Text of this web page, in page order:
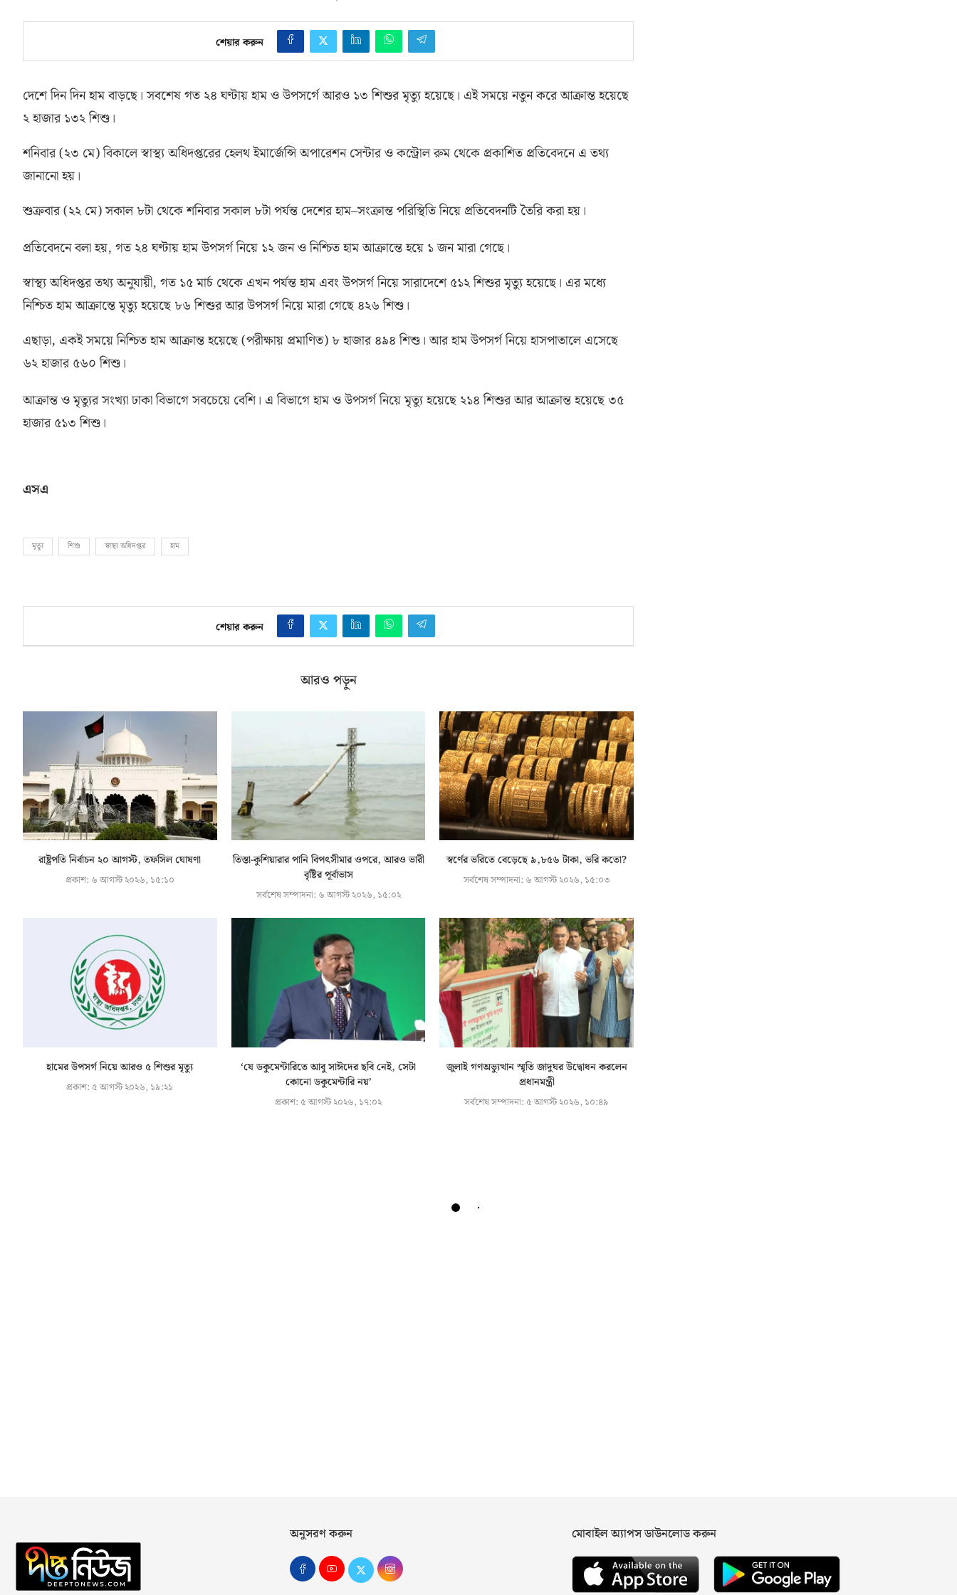
শেয়ার করুন
দেশে দিন দিন হাম বাড়ছে। সবশেষ গত ২৪ ঘণ্টায় হাম ও উপসর্গে আরও ১৩ শিশুর মৃত্যু হয়েছে। এই সময়ে নতুন করে আক্রান্ত হয়েছে
২ হাজার ১৩২ শিশু।
শনিবার(২৩ মে)বিকালে স্বাস্থ্য অধিদপ্তরের হেলথ ইমার্জেন্সি অপারেশন সেন্টার ও কন্ট্রোল রুম থেকে প্রকাশিত প্রতিবেদনে এ তথ্য
জানানো হয়।
শুক্রবার(২২ মে)সকাল ৮টা থেকে শনিবার সকাল ৮টা পর্যন্ত দেশের হাম–সংক্রান্ত পরিস্থিতি নিয়ে প্রতিবেদনটি তৈরি করা হয়।
প্রতিবেদনে বলা হয়, গত ২৪ ঘণ্টায় হাম উপসর্গ নিয়ে ১২ জন ও নিশ্চিত হাম আক্রান্তে হয়ে ১ জন মারা গেছে।
স্বাস্থ্য অধিদপ্তর তথ্য অনুযায়ী, গত ১৫ মার্চ থেকে এখন পর্যন্ত হাম এবং উপসর্গ নিয়ে সারাদেশে ৫১২ শিশুর মৃত্যু হয়েছে। এর মধ্যে
নিশ্চিত হাম আক্রান্তে মৃত্যু হয়েছে ৮৬ শিশুর আর উপসর্গ নিয়ে মারা গেছে ৪২৬ শিশু।
এছাড়া, একই সময়ে নিশ্চিত হাম আক্রান্ত হয়েছে(পরীক্ষায় প্রমাণিত) ৮ হাজার ৪৯৪ শিশু। আর হাম উপসর্গ নিয়ে হাসপাতালে এসেছে
৬২ হাজার ৫৬০ শিশু।
আক্রান্ত ও মৃত্যুর সংখ্যা ঢাকা বিভাগে সবচেয়ে বেশি। এ বিভাগে হাম ও উপসর্গ নিয়ে মৃত্যু হয়েছে ২১৪ শিশুর আর আক্রান্ত হয়েছে ৩৫
হাজার ৫১৩ শিশু।
এসএ
মৃত্যু শিশু স্বাস্থ্য অধিদপ্তর হাম
শেয়ার করুন
আরও পড়ুন
রাষ্ট্রপতি নির্বাচন ২০ আগস্ট, তফসিল ঘোষণা
প্রকাশ: ৬ আগস্ট ২০২৬, ১৫:১০
তিস্তা-কুশিয়ারার পানি বিপৎসীমার ওপরে, আরও ভারী
বৃষ্টির পূর্বাভাস
সর্বশেষ সম্পাদনা: ৬ আগস্ট ২০২৬, ১৫:০২
স্বর্ণের ভরিতে বেড়েছে ৯,৮৫৬ টাকা, ভরি কতো?
সর্বশেষ সম্পাদনা: ৬ আগস্ট ২০২৬, ১৫:০৩
হামের উপসর্গ নিয়ে আরও ৫ শিশুর মৃত্যু
প্রকাশ: ৫ আগস্ট ২০২৬, ১৯:২১
‘যে ডকুমেন্টারিতে আবু সাঈদের ছবি নেই, সেটা
কোনো ডকুমেন্টারি নয়’
প্রকাশ: ৫ আগস্ট ২০২৬, ১৭:০২
জুলাই গণঅভ্যুত্থান স্মৃতি জাদুঘর উদ্বোধন করলেন
প্রধানমন্ত্রী
সর্বশেষ সম্পাদনা: ৫ আগস্ট ২০২৬, ১০:৪৯
অনুসরণ করুন মোবাইল অ্যাপস ডাউনলোড করুন